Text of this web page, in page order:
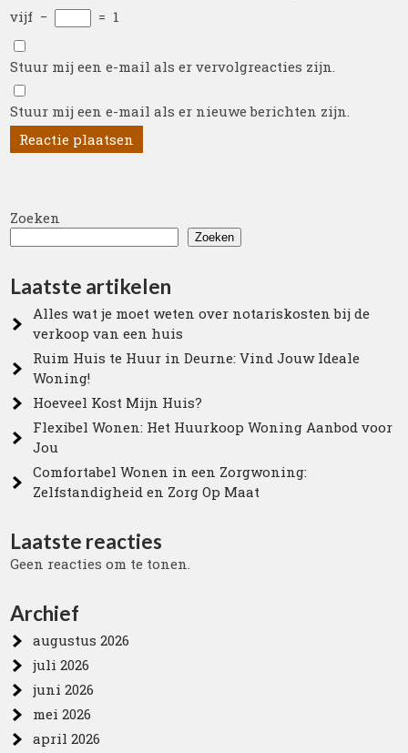
vijf − = 1
Stuur mij een e-mail als er vervolgreacties zijn.
Stuur mij een e-mail als er nieuwe berichten zijn.
Zoeken
Zoeken
Laatste artikelen
Alles wat je moet weten over notariskosten bij de
verkoop van een huis
Ruim Huis te Huur in Deurne: Vind Jouw Ideale
Woning!
Hoeveel Kost Mijn Huis?
Flexibel Wonen: Het Huurkoop Woning Aanbod voor
Jou
Comfortabel Wonen in een Zorgwoning:
Zelfstandigheid en Zorg Op Maat
Laatste reacties
Geen reacties om te tonen.
Archief
augustus 2026
juli 2026
juni 2026
mei 2026
april 2026